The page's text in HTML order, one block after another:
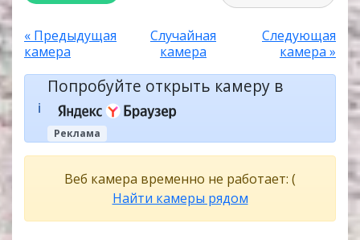
« Предыдущая
камера
Случайная
камера
Следующая
камера »
ℹ️
Попробуйте открыть камеру в
Реклама
Веб камера временно не работает: (
Найти камеры рядом